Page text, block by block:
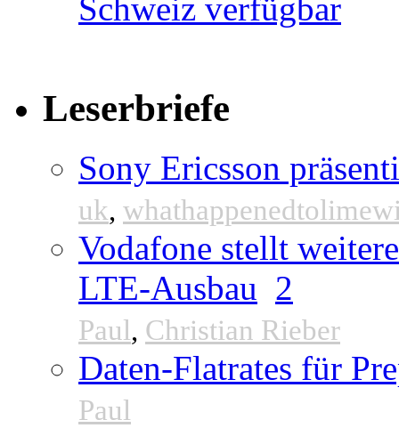
Leserbriefe
Sony Ericsson
uk,
Vodafone stellt
LTE-Ausbau 2
Paul, Christian Rieber
Daten-Flatrates für
Paul